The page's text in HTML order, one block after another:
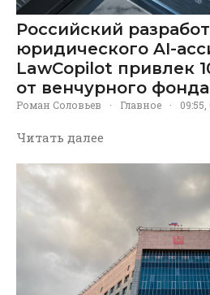
Российский
юридического AI-
LawCopilot привлек
от венчурного
Роман Соловьев · Главное · 09:55,
Читать далее